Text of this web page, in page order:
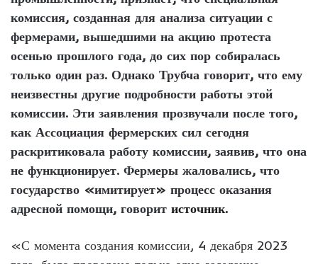
комиссия, созданная для анализа ситуации с
фермерами, вышедшими на акцию протеста
осенью прошлого года, до сих пор собиралась
только один раз. Однако Трубча говорит, что ему
неизвестны другие подробности работы этой
комиссии. Эти заявления прозвучали после того,
как Ассоциация фермерских сил сегодня
раскритиковала работу комиссии, заявив, что она
не функционирует. Фермеры жаловались, что
государство «имитирует» процесс оказания
адресной помощи, говорит источник.
«С момента создания комиссии, 4 декабря 2023